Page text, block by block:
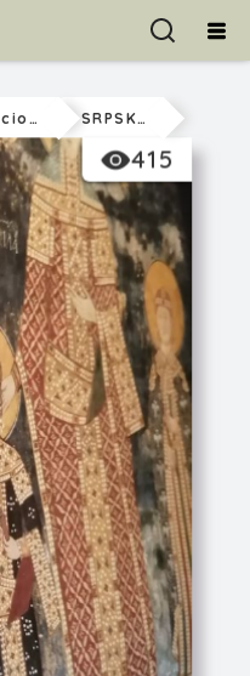
Nacionalna SRPSKA SREDNJOVEKOVNA VLADARSKA I VLASTEOSKA ODEĆA
415